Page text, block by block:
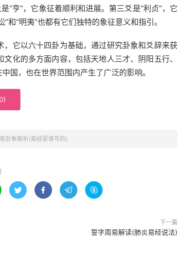
“亨”，它象征着顺利和进展。第三爻是“利贞”，它
”和“明夷”也都有它们独特的象征意义和指引。
它以六十四卦为基础，通过研究卦象和爻辞来获
化的多方面内容，包括天地人三才、阴阳五行、
国，也在世界范围内产生了广泛的影响。
0)
卦象解析(易经是谁写的)
   
下一篇
誓字周易解读(肺炎易经说法)